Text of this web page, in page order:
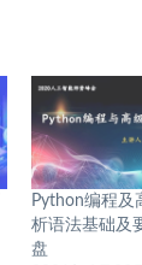
Python编程及
析语法基础及
盘